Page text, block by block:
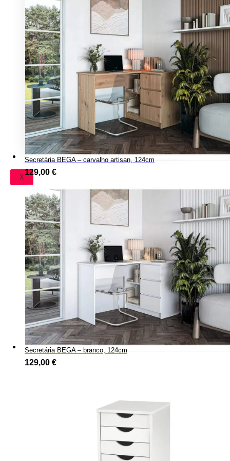
X
Secretária BEGA – carvalho artisan, 124cm
129,00 €
Secretária BEGA – branco, 124cm
129,00 €